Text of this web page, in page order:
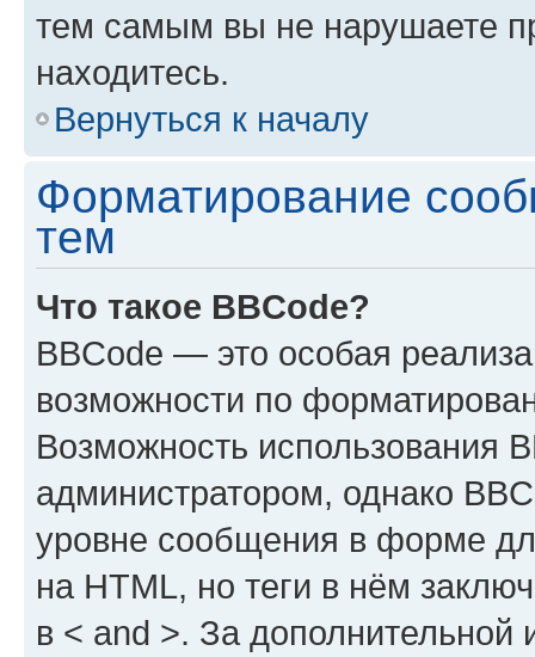
тем самым вы не нарушаете
находитесь.
Вернуться к началу
Форматирование
тем
Что такое BBCode?
BBCode — это особая
возможности по
Возможность использования
администратором, однако
уровне сообщения в форме
на HTML, но теги в нём
в < and >. За